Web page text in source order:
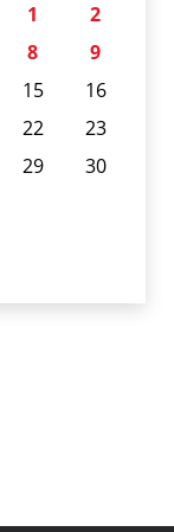
1
2
8
9
15
16
22
23
29
30